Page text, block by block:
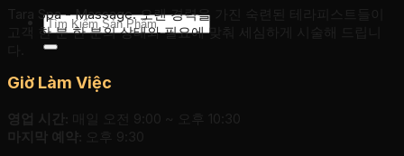
검
색:
Tara Spa - Massage. 오랜 경력을 가진 숙련된 테라피스트들이
고객 한 분 한 분의 상태와 필요에 맞춰 세심하게 시술해 드립니
다.
Giờ Làm Việc
영업 시간:
매일 오전 9:00 ~ 오후 10:30
마지막 예약:
오후 9:30